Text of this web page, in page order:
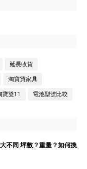
延長收貨
淘寶買家具
寶雙11 電池型號比較
不同 坪數？重量？如何換